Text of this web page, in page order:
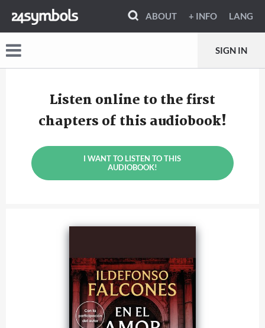
ABOUT + INFO LANG
SIGN IN
Listen online to the first
chapters of this audiobook!
I WANT TO LISTEN TO THIS
AUDIOBOOK!